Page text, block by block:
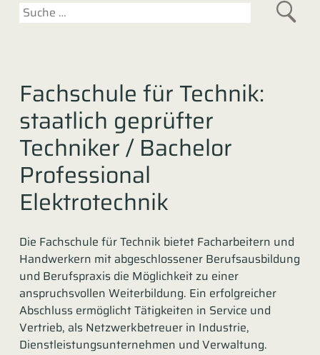
Suchen
Fachschule für Technik:
staatlich geprüfter
Techniker / Bachelor
Professional
Elektrotechnik
Die Fachschule für Technik bietet Facharbeitern und
Handwerkern mit abgeschlossener Berufsausbildung
und Berufspraxis die Möglichkeit zu einer
anspruchsvollen Weiterbildung. Ein erfolgreicher
Abschluss ermöglicht Tätigkeiten in Service und
Vertrieb, als Netzwerkbetreuer in Industrie,
Dienstleistungsunternehmen und Verwaltung.